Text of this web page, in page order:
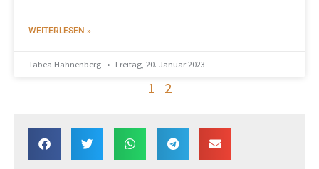
WEITERLESEN »
Tabea Hahnenberg Freitag, 20. Januar 2023
1 2